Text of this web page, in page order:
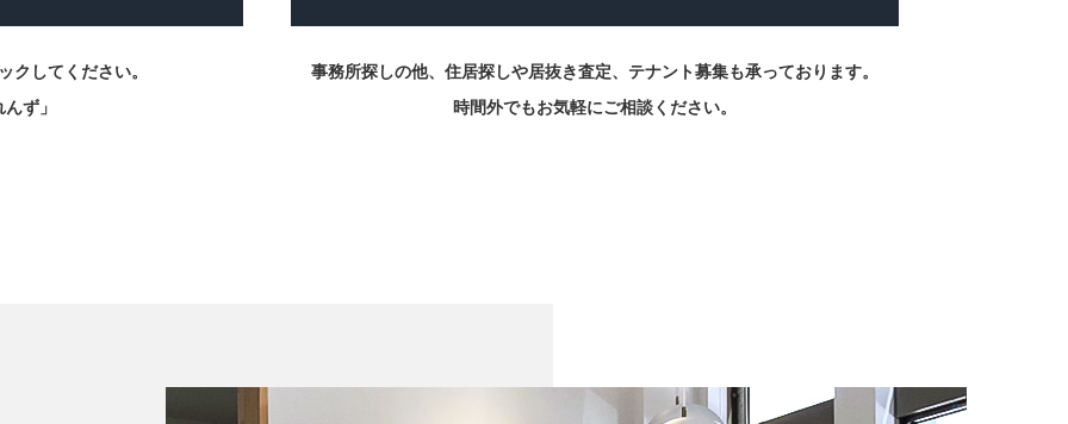
クしてください。
ず」
事務所探しの他、住居探しや居抜き査定、テナント募集も承っております。
時間外でもお気軽にご相談ください。